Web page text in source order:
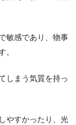
敏感であり、物事
。
しまう気質を持っ
やすかったり、光